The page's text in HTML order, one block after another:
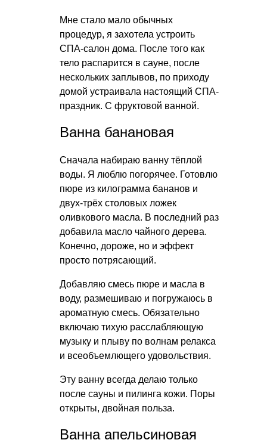
Мне стало мало обычных
процедур, я захотела устроить
СПА-салон дома. После того как
тело распарится в сауне, после
нескольких заплывов, по приходу
домой устраивала настоящий СПА-
праздник. С фруктовой ванной.
Ванна банановая
Сначала набираю ванну тёплой
воды. Я люблю погорячее. Готовлю
пюре из килограмма бананов и
двух-трёх столовых ложек
оливкового масла. В последний раз
добавила масло чайного дерева.
Конечно, дороже, но и эффект
просто потрясающий.
Добавляю смесь пюре и масла в
воду, размешиваю и погружаюсь в
ароматную смесь. Обязательно
включаю тихую расслабляющую
музыку и плыву по волнам релакса
и всеобъемлющего удовольствия.
Эту ванну всегда делаю только
после сауны и пилинга кожи. Поры
открыты, двойная польза.
Ванна апельсиновая